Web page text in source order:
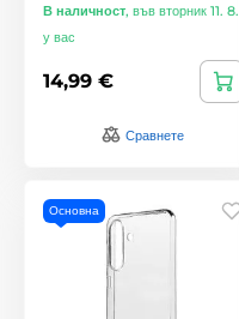
В наличност, във вторник 11. 8.
у вас
14,99 €
Сравнете
Основна